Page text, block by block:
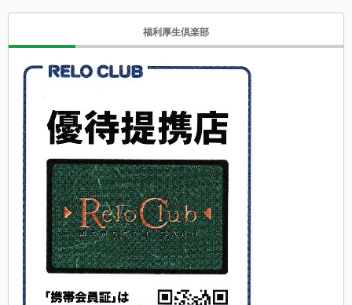
福利厚生倶楽部